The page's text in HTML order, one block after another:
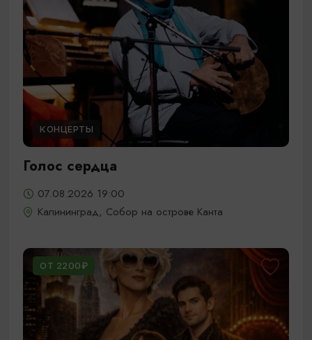
КОНЦЕРТЫ
Голос сердца
07.08.2026 19:00
Калининград, Собор на острове Канта
ОТ 2200₽